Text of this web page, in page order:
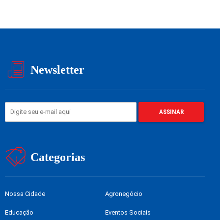
Newsletter
Categorias
Nossa Cidade Agronegócio
Educação Eventos Sociais